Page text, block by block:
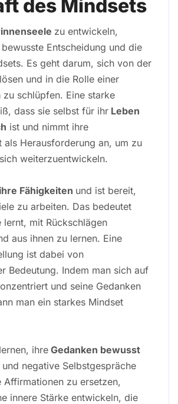
des Mindsets
zu entwickeln,
Entscheidung und die
Es geht darum, sich von der
und in die Rolle einer
zu schlüpfen. Eine starke
dass sie selbst für ihr Leben
ist und nimmt ihre
als Herausforderung an, um zu
weiterzuentwickeln.
ihre Fähigkeiten und ist bereit,
zu arbeiten. Das bedeutet
lernt, mit Rückschlägen
aus ihnen zu lernen. Eine
ist dabei von
Bedeutung. Indem man sich auf
und seine Gedanken
man ein starkes Mindset
ihre Gedanken bewusst
und negative Selbstgespräche
zu ersetzen,
innere Stärke entwickeln, die